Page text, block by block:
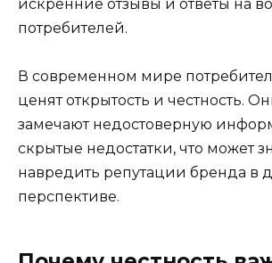
искренние отзывы и ответы на
потребителей.
В современном мире
ценят открытость и честность.
замечают недостоверную
скрытые недостатки, что может
навредить репутации бренда в
перспективе.